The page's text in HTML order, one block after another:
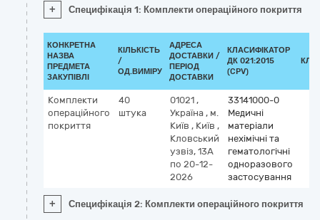
+ Специфікація 1: Комплекти операційного покриття
КОНКРЕТНА
НАЗВА
ПРЕДМЕТА
ЗАКУПІВЛІ
КІЛЬКІСТЬ
/
ОД.ВИМІРУ
АДРЕСА
ДОСТАВКИ /
ПЕРІОД
ДОСТАВКИ
КЛАСИФІКАТОР
ДК 021:2015
(CPV)
Комплекти
операційного
покриття
40
штука
01021 ,
Україна , м.
Київ , Київ ,
Кловський
узвіз, 13А
по 20-12-
2026
33141000-0
Медичні
матеріали
нехімічні та
гематологічні
одноразового
застосування
+ Специфікація 2: Комплекти операційного покриття